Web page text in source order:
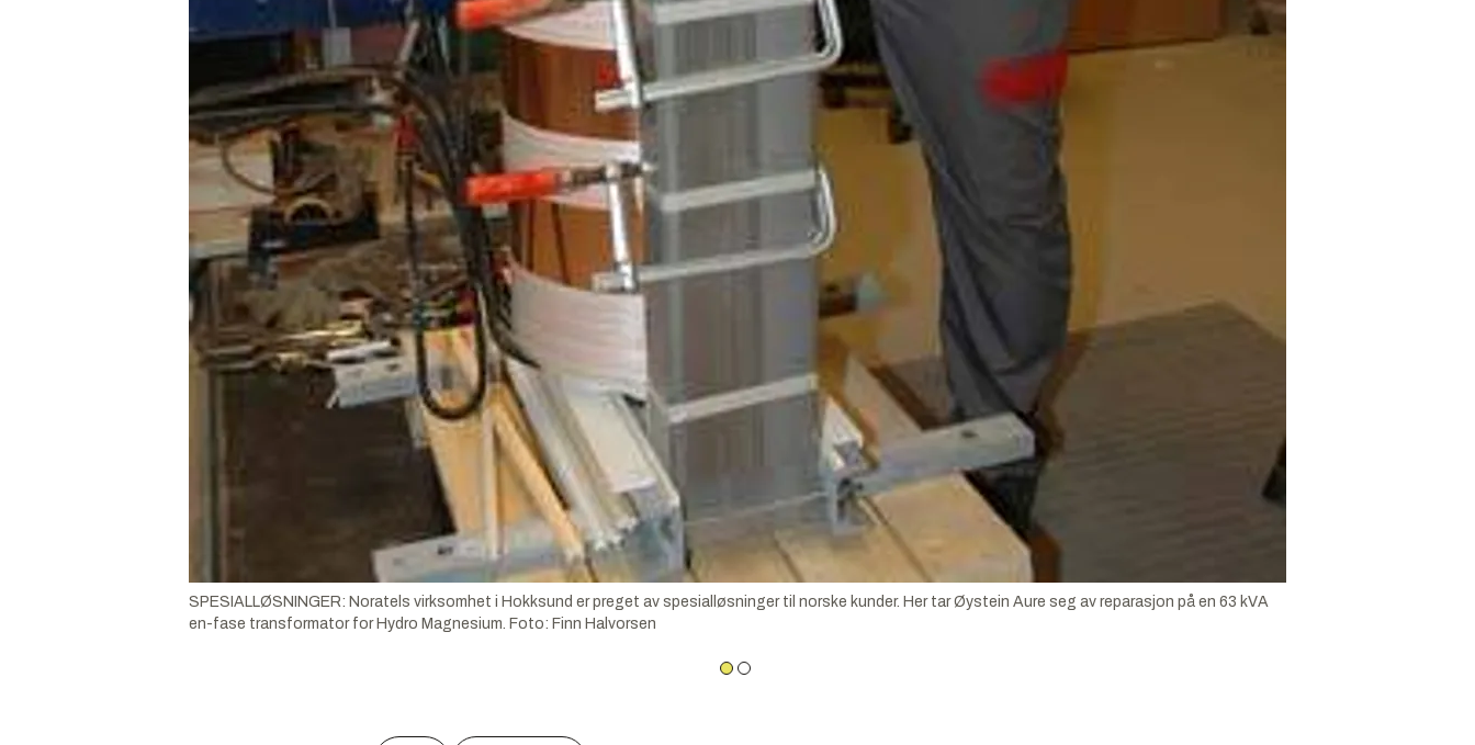
SPESIALLØSNINGER: Noratels virksomhet i Hokksund er preget av spesialløsninger til norske kunder. Her tar Øystein Aure seg av reparasjon på en 63 kVA
en-fase transformator for Hydro Magnesium. Foto: Finn Halvorsen